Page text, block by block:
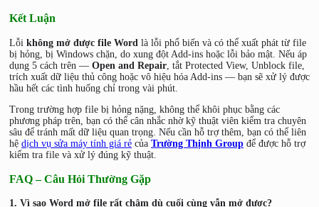
Kết Luận
Lỗi không mở được file Word là lỗi phổ biến và có thể xuất phát từ file
bị hỏng, bị Windows chặn, do xung đột Add-ins hoặc lỗi bảo mật. Nếu áp
dụng 5 cách trên — Open and Repair , tắt Protected View, Unblock file,
trích xuất dữ liệu thủ công hoặc vô hiệu hóa Add-ins — bạn sẽ xử lý được
hầu hết các tình huống chỉ trong vài phút.
Trong trường hợp file bị hỏng nặng, không thể khôi phục bằng các
phương pháp trên, bạn có thể cân nhắc nhờ kỹ thuật viên kiểm tra chuyên
sâu để tránh mất dữ liệu quan trọng. Nếu cần hỗ trợ thêm, bạn có thể liên
hệ dịch vụ sửa máy tính giá rẻ của Trường Thịnh Group để được hỗ trợ
kiểm tra file và xử lý đúng kỹ thuật.
FAQ – Câu Hỏi Thường Gặp
1. Vì sao Word mở file rất chậm dù cuối cùng vẫn mở được?